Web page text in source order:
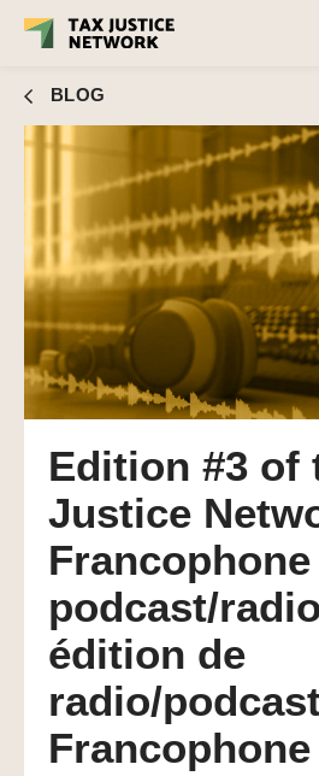
BLOG
Edition #3 of
Justice
Francophone
podcast/
édition de
radio/